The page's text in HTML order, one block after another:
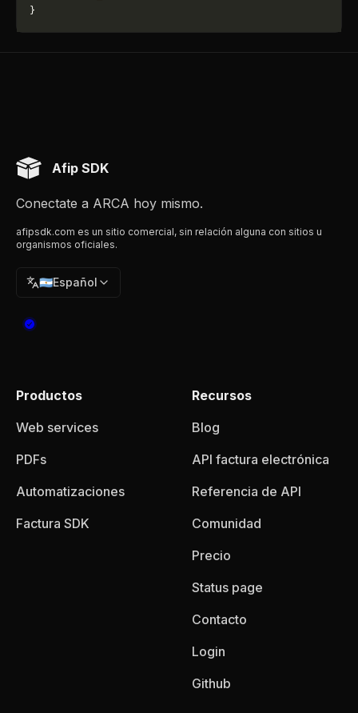
}
Afip SDK
Conectate a ARCA hoy mismo.
afipsdk.com es un sitio comercial, sin relación alguna con sitios u
organismos oficiales.
🇦🇷Español
Productos
Web services
PDFs
Automatizaciones
Factura SDK
Recursos
Blog
API factura electrónica
Referencia de API
Comunidad
Precio
Status page
Contacto
Login
Github